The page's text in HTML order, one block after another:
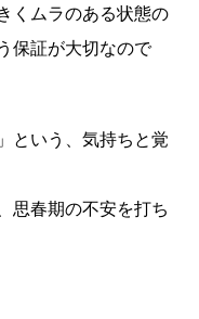
くムラのある状態の
保証が大切なので
という、気持ちと覚
思春期の不安を打ち